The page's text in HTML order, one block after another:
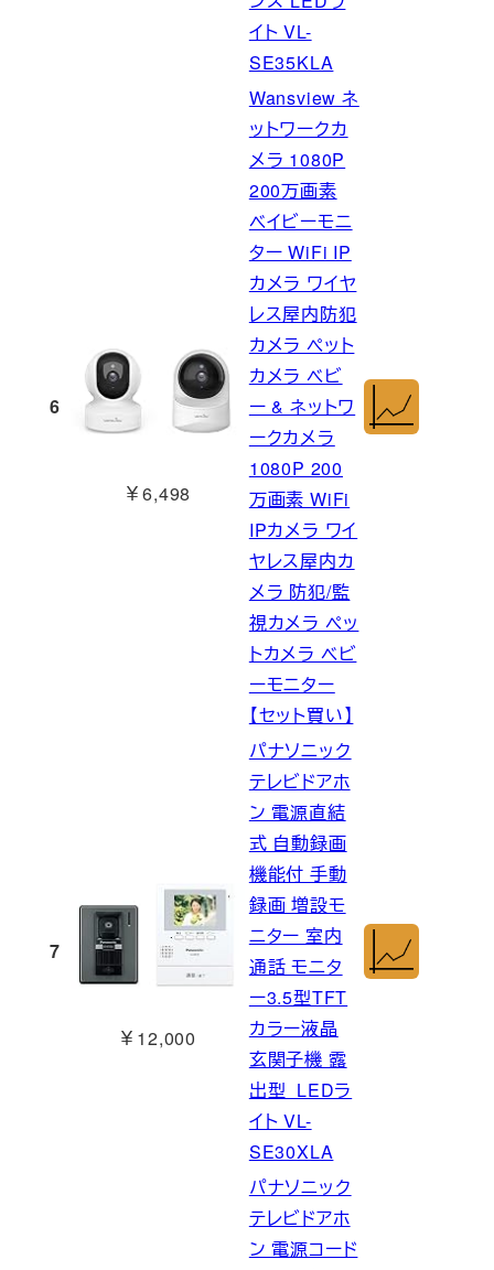
イト VL-
SE35KLA
6
￥6,498
Wansview ネ
ットワークカ
メラ 1080P
200万画素
ベイビーモニ
ター WiFi IP
カメラ ワイヤ
レス屋内防犯
カメラ ペット
カメラ ベビ
ー & ネットワ
ークカメラ
1080P 200
万画素 WiFi
IPカメラ ワイ
ヤレス屋内カ
メラ 防犯/監
視カメラ ペッ
トカメラ ベビ
ーモニター
【セット買い】
7
￥12,000
パナソニック
テレビドアホ
ン 電源直結
式 自動録画
機能付 手動
録画 増設モ
ニター 室内
通話 モニタ
ー3.5型TFT
カラー液晶
玄関子機 露
出型 LEDラ
イト VL-
SE30XLA
パナソニック
テレビドアホ
ン 電源コード